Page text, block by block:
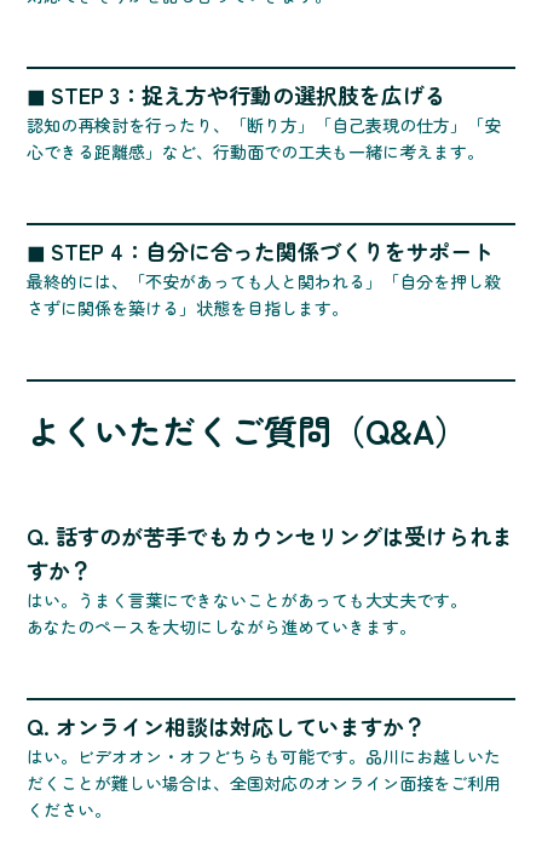
◼ STEP 3：捉え方や行動の選択肢を広げる
認知の再検討を行ったり、「断り方」「自己表現の仕方」「安
心できる距離感」など、行動面での工夫も一緒に考えます。
◼ STEP 4：自分に合った関係づくりをサポート
最終的には、「不安があっても人と関われる」「自分を押し殺
さずに関係を築ける」状態を目指します。
よくいただくご質問（Q&A）
Q. 話すのが苦手でもカウンセリングは受けられま
すか？
はい。うまく言葉にできないことがあっても大丈夫です。
あなたのペースを大切にしながら進めていきます。
Q. オンライン相談は対応していますか？
はい。ビデオオン・オフどちらも可能です。品川にお越しいた
だくことが難しい場合は、全国対応のオンライン面接をご利用
ください。